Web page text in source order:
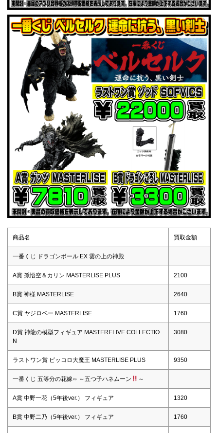
商品名 買取金額
一番くじ ドラゴンボール EX 雲の上の神殿
A賞 孫悟空＆カリン MASTERLISE PLUS 2100
B賞 神様 MASTERLISE 2640
C賞 ヤジロベー MASTERLISE 1760
D賞 神龍の模型フィギュア MASTERELIVE COLLECTIO
N
3080
ラストワン賞 ピッコロ大魔王 MASTERLISE PLUS 9350
一番くじ 五等分の花嫁∽ ～五つ子ハネムーン ～
A賞 中野一花（5年後ver.） フィギュア 1320
B賞 中野二乃（5年後ver.） フィギュア 1760